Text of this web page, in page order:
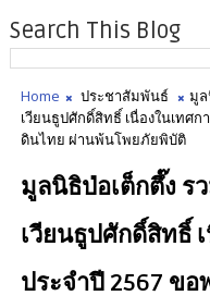
Search This Blog
Home ประชาสัมพันธ์
มูล
เวียนธูปศักดิ์สิทธิ์ เนื่องในเทศ
ดินไทย ผ่านพ้นโพยภัยพิบัติ
มูลนิธิป่อเต็กตึ๊ง
เวียนธูปศักดิ์สิทธิ์
ประจำปี 2567 ข